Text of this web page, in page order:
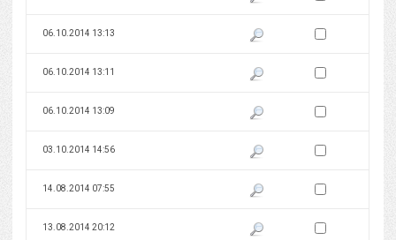
06.10.2014 13:13 Pokaż podgląd wersji z dnia
Zaznacz wersję do
06.10.2014 13:11 Pokaż podgląd wersji z dnia
Zaznacz wersję do
06.10.2014 13:09 Pokaż podgląd wersji z dnia
Zaznacz wersję do
03.10.2014 14:56 Pokaż podgląd wersji z dnia
Zaznacz wersję do
14.08.2014 07:55 Pokaż podgląd wersji z dnia
Zaznacz wersję do
13.08.2014 20:12 Pokaż podgląd wersji z dnia
Zaznacz wersję do